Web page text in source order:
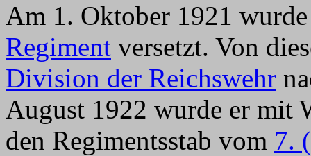
Am 1. Oktober 1921
Regiment versetzt. Von
Division der Reichswehr
August 1922 wurde er mit
den Regimentsstab vom 7.